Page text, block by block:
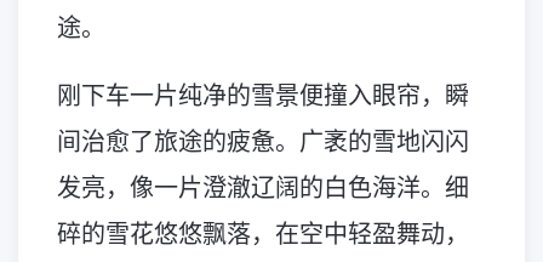
途。
刚下车一片纯净的雪景便撞入眼帘，瞬
间治愈了旅途的疲惫。广袤的雪地闪闪
发亮，像一片澄澈辽阔的白色海洋。细
碎的雪花悠悠飘落，在空中轻盈舞动，